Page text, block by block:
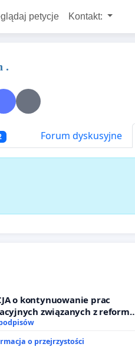
petycje Kontakt:
.
Forum dyskusyjne
o kontynuowanie prac
związanych z reformą
rodzinnego
o przejrzystości